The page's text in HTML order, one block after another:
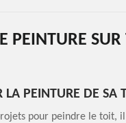
PEINTURE
PEINTURE DE SA
pour peindre le toit,